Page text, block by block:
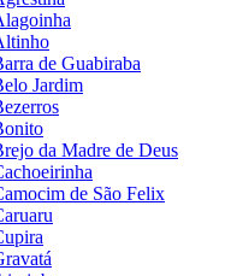
de Guabiraba
Jardim
da Madre de Deus
de São Felix